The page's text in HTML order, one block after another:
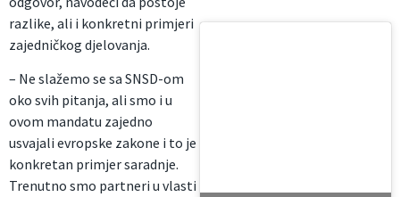
razlike, ali i konkretni primjeri
zajedničkog djelovanja.
– Ne slažemo se sa SNSD-om
oko svih pitanja, ali smo i u
ovom mandatu zajedno
usvajali evropske zakone i to je
konkretan primjer saradnje.
Trenutno smo partneri u vlasti